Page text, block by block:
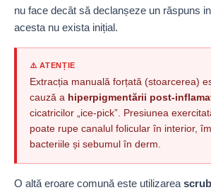
nu face decât să declanșeze un răspuns
acesta nu exista inițial.
⚠️ ATENȚIE
Extracția manuală forțată (stoarcerea)
cauză a hiperpigmentării post-
cicatricilor „ice-pick”. Presiunea
poate rupe canalul folicular în interior,
bacteriile și sebumul în derm.
O altă eroare comună este utilizarea